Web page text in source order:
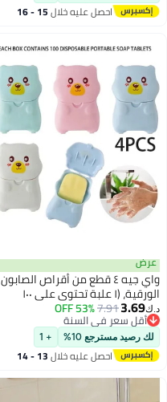
احصل عليه خلال 15 - 16
عرض
واي جيه ٤ قطع من أقراص الصابون
الورقية، (١ علبة تحتوي على ١٠٠
ورقة) صابون يدوي ورقي للاستخدام
مرة واحدة، أقراص صابون غسيل
الملابس المحمولة، أقراص صابون
اليدين، صابون للسفر، قابل للذوبان
د.ك‏3.69
7.91
53% OFF
أقل سعر في السنة
أقل سعر في السنة
لك رصيد مسترجع 10% + 1
احصل عليه خلال 13 - 14